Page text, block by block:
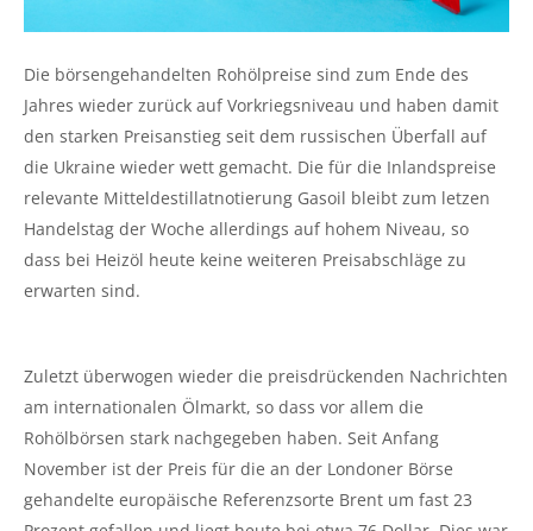
Die börsengehandelten Rohölpreise sind zum Ende des
Jahres wieder zurück auf Vorkriegsniveau und haben damit
den starken Preisanstieg seit dem russischen Überfall auf
die Ukraine wieder wett gemacht. Die für die Inlandspreise
relevante Mitteldestillatnotierung Gasoil bleibt zum letzen
Handelstag der Woche allerdings auf hohem Niveau, so
dass bei Heizöl heute keine weiteren Preisabschläge zu
erwarten sind.
Zuletzt überwogen wieder die preisdrückenden Nachrichten
am internationalen Ölmarkt, so dass vor allem die
Rohölbörsen stark nachgegeben haben. Seit Anfang
November ist der Preis für die an der Londoner Börse
gehandelte europäische Referenzsorte Brent um fast 23